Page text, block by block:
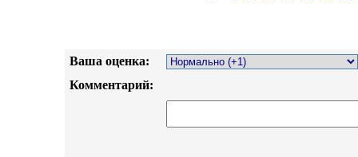
Ваша оценка:
Комментарий: